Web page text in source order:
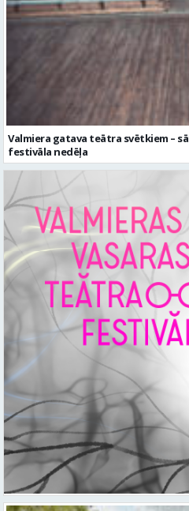
Valmiera gatava teātra svētkiem –
festivāla nedēļa